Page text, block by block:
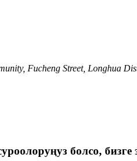
Fucheng Street, Longhua
болсо,